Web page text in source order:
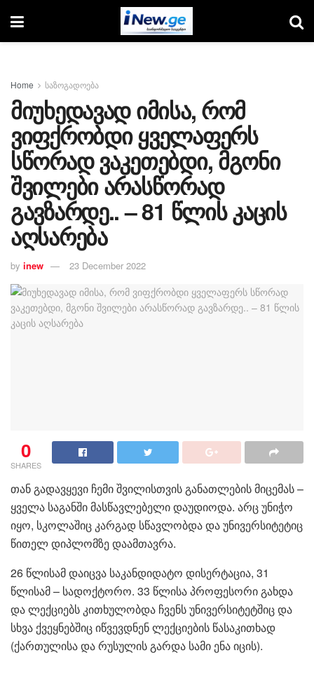
Home საზოგადოება
მიუხედავად იმისა, რომ
ვიფქრობდი ყველაფერს
სწორად ვაკეთებდი, მგონი
შვილები არასწორად
გავზარდე.. – 81 წლის კაცის
აღსარება
by inew 23 December 2022
0
SHARES
თან გადავყევი ჩემი შვილისთვის განათლების მიცემას –
ყველა საგანში მასწავლებელი დაუდიოდა. არც უნიჭო
იყო, სკოლაშიც კარგად სწავლობდა და უნივერსიტეტიც
წითელ დიპლომზე დაამთავრა.
26 წლისამ დაიცვა საკანდიდატო დისერტაცია, 31
წლისამ – სადოქტორო. 33 წლისა პროფესორი გახდა
და ლექციებს კითხულობდა ჩვენს უნივერსიტეტშიც და
სხვა ქვეყნებშიც იწვევდნენ ლექციების წასაკითხად
(ქართულისა და რუსულის გარდა სამი ენა იცის).